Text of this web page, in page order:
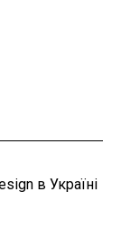
в Україні